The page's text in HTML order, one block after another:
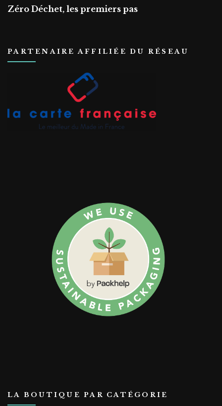
Zéro Déchet, les premiers pas
PARTENAIRE AFFILIÉE DU RÉSEAU
LA BOUTIQUE PAR CATÉGORIE